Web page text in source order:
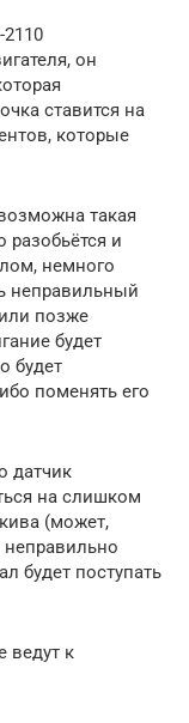
он
ставится на
которые
такая
разобьётся и
немного
неправильный
позже
будет
будет
поменять его
датчик
на слишком
(может,
неправильно
будет поступать
ведут к